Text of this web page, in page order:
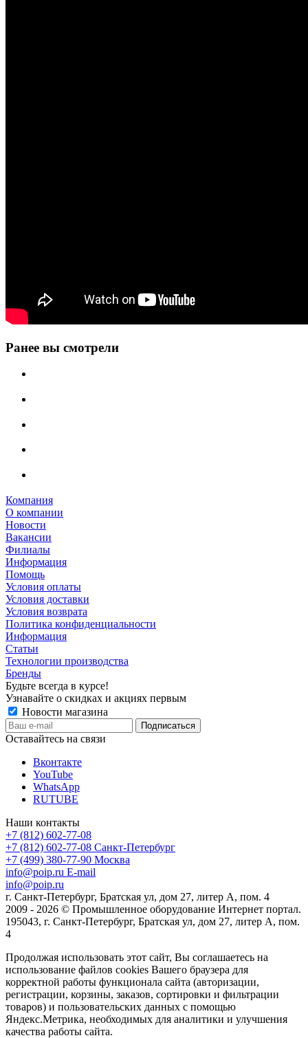
Ранее вы смотрели
Компания
О компании
Новости
Вакансии
Филиалы
Информация
Помощь
Условия оплаты
Условия доставки
Условия возврата
Политика конфиденциальности
Информация
Статьи
Технологии производства
Бренды
Будьте всегда в курсе!
Узнавайте о скидках и акциях первым
Новости магазина
Оставайтесь на связи
Вконтакте
YouTube
WhatsApp
RUTUBE
Наши контакты
+7 (812) 602-77-08
+7 (812) 602-77-08 Санкт-Петербург
+7 (499) 380-77-90 Москва
info@poip.ru E-mail
info@poip.ru
г. Санкт-Петербург, Братская ул, дом 27, литер А, пом. 4
2009 - 2026 © Промышленное оборудование Интернет портал.
195043, г. Санкт-Петербург, Братская ул, дом 27, литер А, пом.
4
Продолжая использовать этот сайт, Вы соглашаетесь на
использование файлов cookies Вашего браузера для
корректной работы функционала сайта (авторизации,
регистрации, корзины, заказов, сортировки и фильтрации
товаров) и пользовательских данных с помощью
Яндекс.Метрика, необходимых для аналитики и улучшения
качества работы сайта.